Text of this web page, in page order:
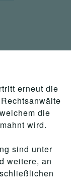
erneut die
die
wird.
sind unter
weitere, an